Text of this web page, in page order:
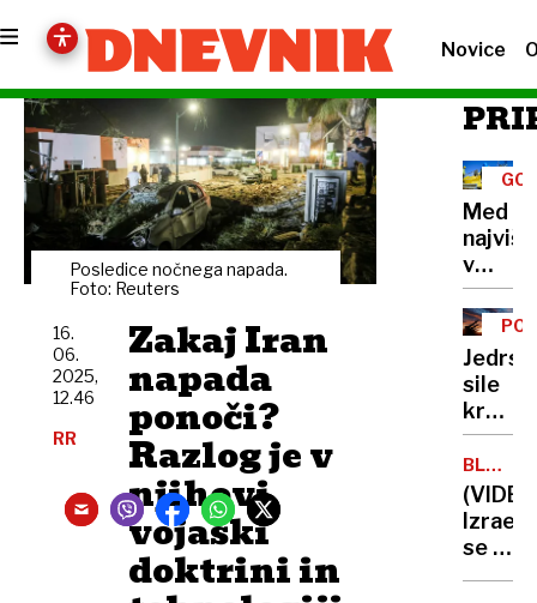
Novice
Posledice nočnega napada.
Foto: Reuters
Zakaj Iran
napada
ponoči?
Razlog je v
njihovi
vojaški
doktrini in
16.
06.
2025,
12.46
RR
Med
v
Evropi:
stroški
dela
v
strmo
sile
krepijo
svoj
jedrski
BLIŽNJI
VZHOD
Izrael
se je
uštel: